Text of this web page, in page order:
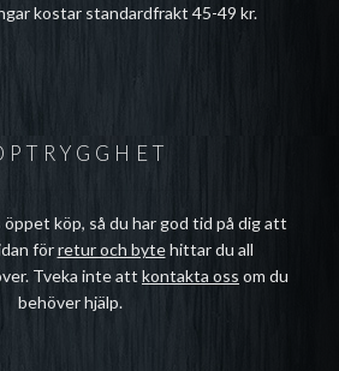
kostar standardfrakt 45-49 kr.
öppet köp, så du har god tid på dig att
förretur och bytehittar du all
Tveka inte att kontakta oss om du
behöver hjälp.